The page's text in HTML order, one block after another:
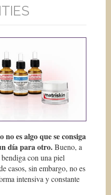
es algo que se consiga
día para otro.Bueno, a
con una piel
casos, sin embargo, no es
intensiva y constante